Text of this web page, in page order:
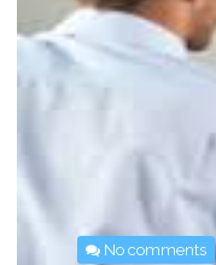
No comments